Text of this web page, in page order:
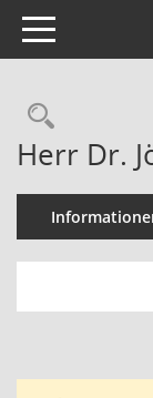
Toggle navigation
Herr Dr.